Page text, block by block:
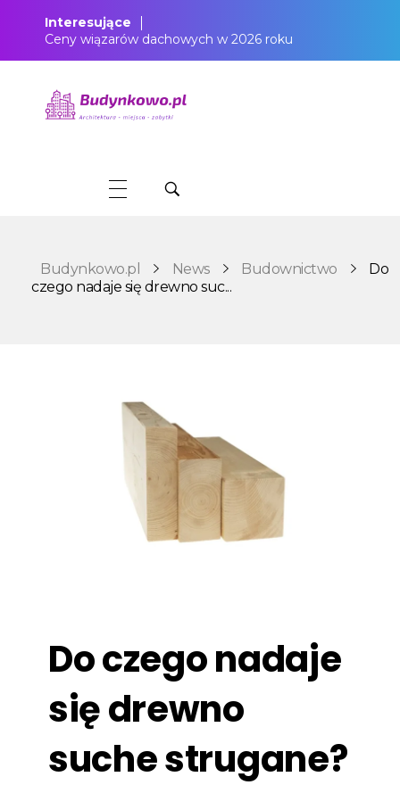
Interesujące
Ceny wiązarów dachowych w 2026 roku
Budynkowo.pl News Budownictwo
Do
czego nadaje się drewno suc...
Do czego nadaje
się drewno
suche strugane?